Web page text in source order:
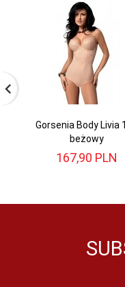
Gorsenia Body Livia
beżowy
167,90 PLN